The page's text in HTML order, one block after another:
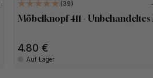
39
Möbelknopf 411 - Unbehandeltes
4.80
Auf Lager